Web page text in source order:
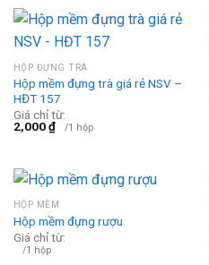
HỘP ĐỰNG TRÀ
Hộp mềm đựng trà giá rẻ NSV –
HĐT 157
Giá chỉ từ:
2,000₫ /1 hộp
HỘP MỀM
Hộp mềm đựng rượu
Giá chỉ từ:
/1 hộp